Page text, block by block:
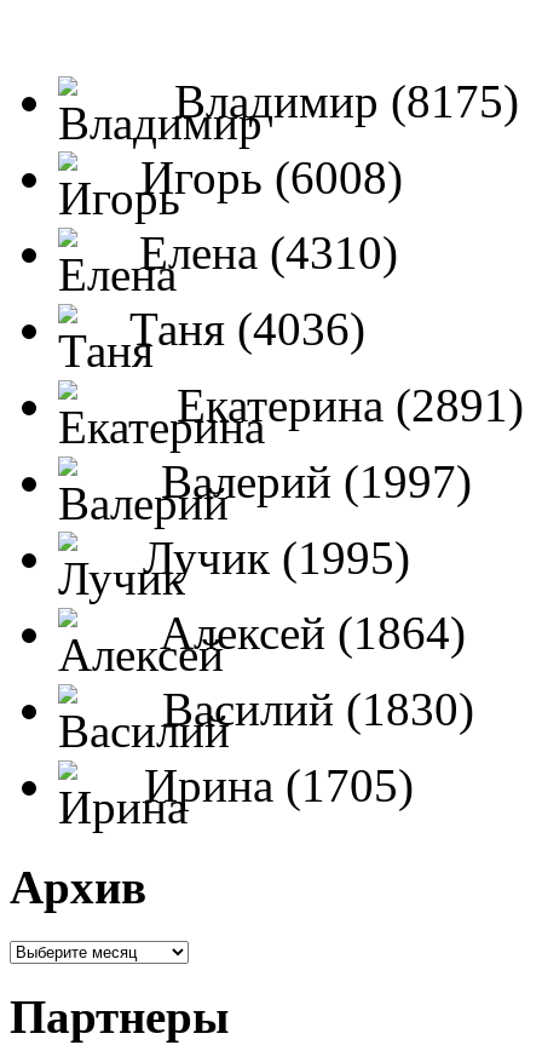
Владимир (8175)
Игорь (6008)
Елена (4310)
Таня (4036)
Екатерина (2891)
Валерий (1997)
Лучик (1995)
Алексей (1864)
Василий (1830)
Ирина (1705)
Архив
Партнеры